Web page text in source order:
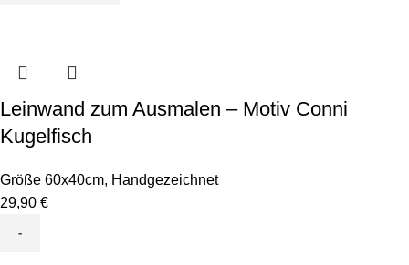
Leinwand zum Ausmalen – Motiv Conni
Kugelfisch
Größe 60x40cm, Handgezeichnet
29,90 €